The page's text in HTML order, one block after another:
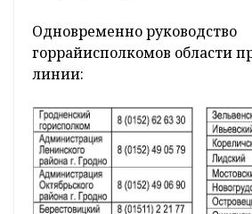
Одновременно руководство
горрайисполкомов области
линии: